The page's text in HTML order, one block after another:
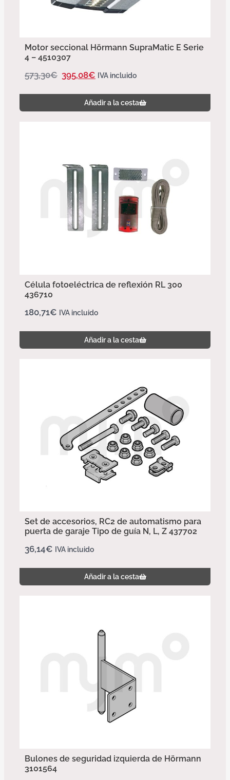
Motor seccional Hörmann SupraMatic E Serie
4 – 4510307
573,30€ 395,08€ IVA incluido
Añadir a la cesta
Célula fotoeléctrica de reflexión RL 300
436710
180,71€ IVA incluido
Añadir a la cesta
Set de accesorios, RC2 de automatismo para
puerta de garaje Tipo de guía N, L, Z 437702
36,14€ IVA incluido
Añadir a la cesta
Bulones de seguridad izquierda de Hörmann
3101564